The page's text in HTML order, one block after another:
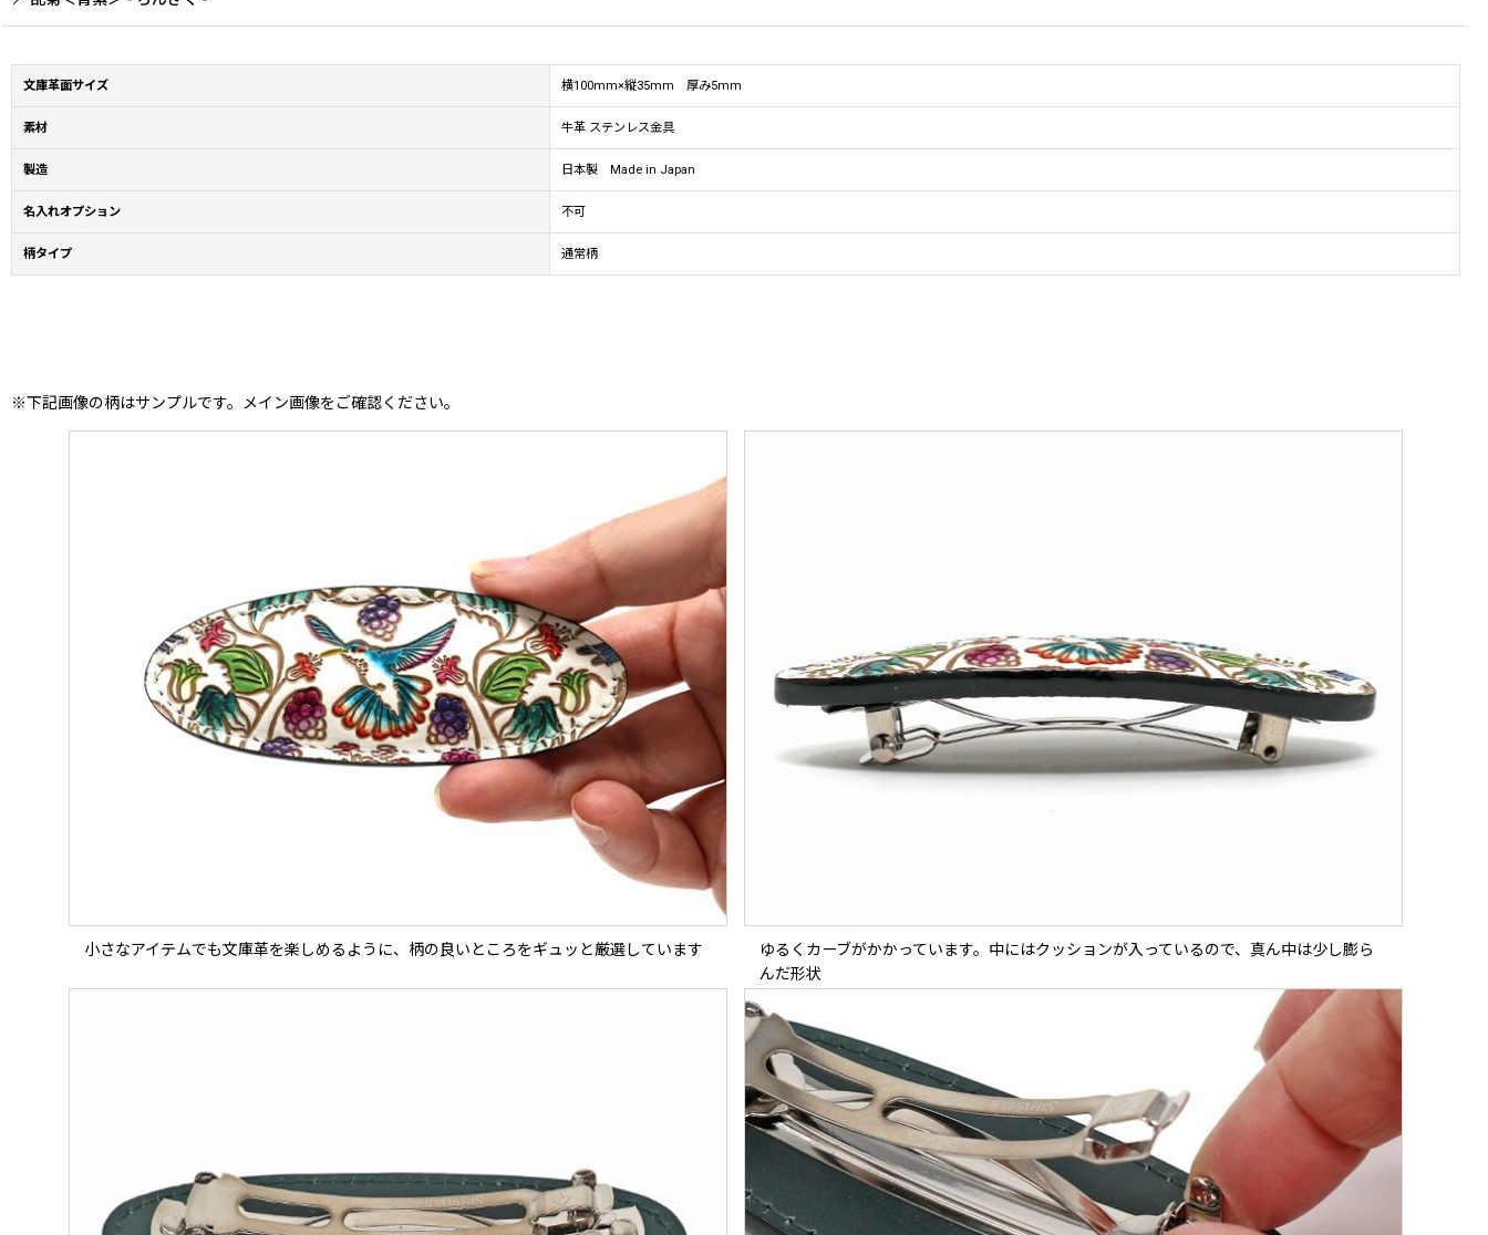
文庫革面サイズ 横100mm×縦35mm 厚み5mm
素材 牛革 ステンレス金具
製造 日本製 Made in Japan
名入れオプション 不可
柄タイプ 通常柄
※下記画像の柄はサンプルです。メイン画像をご確認ください。
小さなアイテムでも文庫革を楽しめるように、柄の良いところをギュッと厳選しています
ゆるくカーブがかかっています。中にはクッションが入っているので、真ん中は少し膨ら
んだ形状